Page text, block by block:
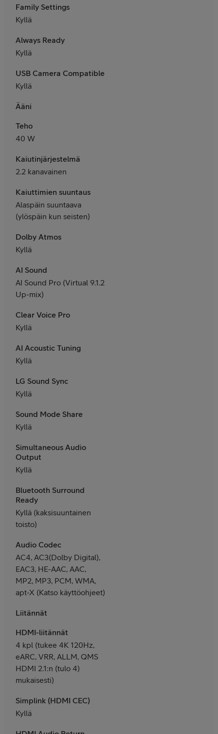
Family Settings
Kyllä
Always Ready
Kyllä
USB Camera Compatible
Kyllä
Ääni
Teho
40 W
Kaiutinjärjestelmä
2.2 kanavainen
Kaiuttimien suuntaus
Alaspäin suuntaava
(ylöspäin kun seisten)
Dolby Atmos
Kyllä
AI Sound
AI Sound Pro (Virtual 9.1.2
Up-mix)
Clear Voice Pro
Kyllä
AI Acoustic Tuning
Kyllä
LG Sound Sync
Kyllä
Sound Mode Share
Kyllä
Simultaneous Audio
Output
Kyllä
Bluetooth Surround
Ready
Kyllä (kaksisuuntainen
toisto)
Audio Codec
AC4, AC3(Dolby Digital),
EAC3, HE-AAC, AAC,
MP2, MP3, PCM, WMA,
apt-X (Katso käyttöohjeet)
Liitännät
HDMI-liitännät
4 kpl (tukee 4K 120Hz,
eARC, VRR, ALLM, QMS
HDMI 2.1:n (tulo 4)
mukaisesti)
Simplink (HDMI CEC)
Kyllä